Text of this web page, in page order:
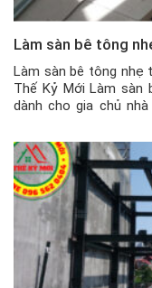
Làm sàn bê tông
Làm sàn bê tông nhẹ
Thế Kỷ Mới Làm sàn
dành cho gia chủ
xép… […]